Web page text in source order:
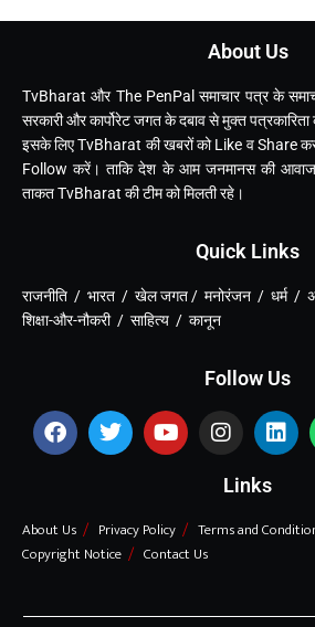
About Us
TvBharat और The PenPal समाचार पत्र के
सरकारी और कार्पोरेट जगत के दबाव से मुक्त
इसके लिए TvBharat की खबरों को Like व Share
Follow करें। ताकि देश के आम जनमानस की
ताकत TvBharat की टीम को मिलती रहे।
Quick Links
राजनीति / भारत / खेल जगत / मनोरंजन / धर्म /
शिक्षा-और-नौकरी / साहित्य / कानून
Follow Us
Links
About Us Privacy Policy Terms and
Copyright Notice
Contact Us